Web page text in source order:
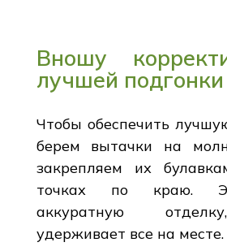
Вношу
лучшей подгонки
Чтобы обеспечить
берем вытачки на
закрепляем их
точках по краю.
аккуратную
удерживает все на месте.